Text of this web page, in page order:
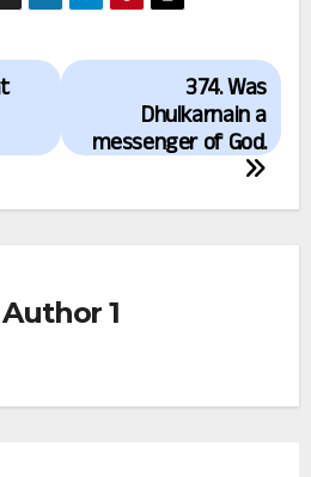
374. Was
Dhulkarnain a
messenger of God.
Author 1